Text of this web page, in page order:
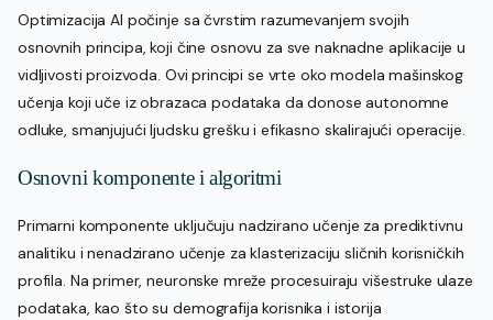
Optimizacija AI počinje sa čvrstim razumevanjem svojih
osnovnih principa, koji čine osnovu za sve naknadne aplikacije u
vidljivosti proizvoda. Ovi principi se vrte oko modela mašinskog
učenja koji uče iz obrazaca podataka da donose autonomne
odluke, smanjujući ljudsku grešku i efikasno skalirajući operacije.
Osnovni komponente i algoritmi
Primarni komponente uključuju nadzirano učenje za prediktivnu
analitiku i nenadzirano učenje za klasterizaciju sličnih korisničkih
profila. Na primer, neuronske mreže procesuiraju višestruke ulaze
podataka, kao što su demografija korisnika i istorija